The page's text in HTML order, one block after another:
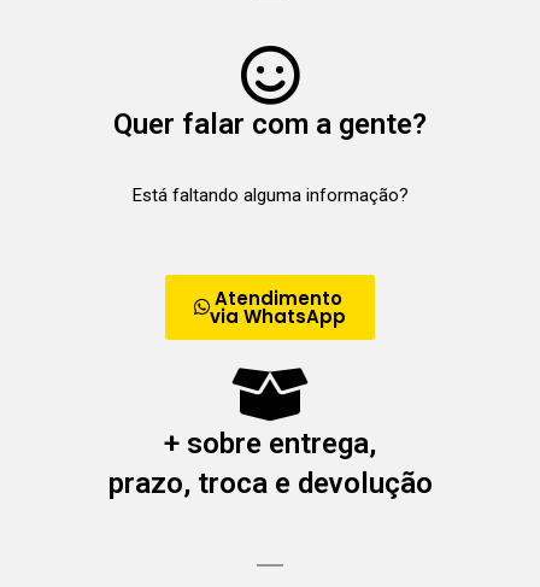
Quer falar com a gente?
Está faltando alguma informação?
Atendimento
via WhatsApp
+ sobre entrega,
prazo, troca e devolução